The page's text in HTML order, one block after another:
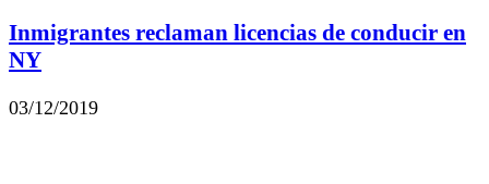
Inmigrantes reclaman licencias de conducir en
NY
03/12/2019